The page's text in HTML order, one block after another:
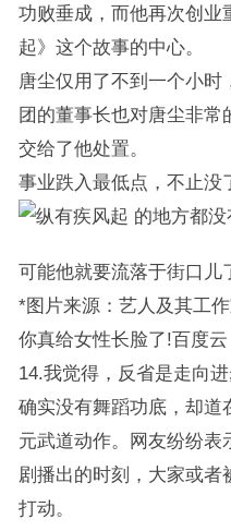
功败垂成，而他再次创业
起》这个故事的中心。
唐尘仅用了不到一个小
团的董事长也对唐尘非常
交给了他处置。
事业跌入最低点，不止没
的地方都
可能他就要流落于街口儿
*图片来源：艺人及其工
你真给女性长脸了!百度云
14.我觉得，反省是走向
确实没有舞蹈功底，却道
元武道动作。网友纷纷表
剧播出的时刻，大家或者
打动。